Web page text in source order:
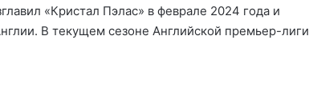
«Кристал Пэлас» в феврале 2024 года и
В текущем сезоне Английской премьер-лиги